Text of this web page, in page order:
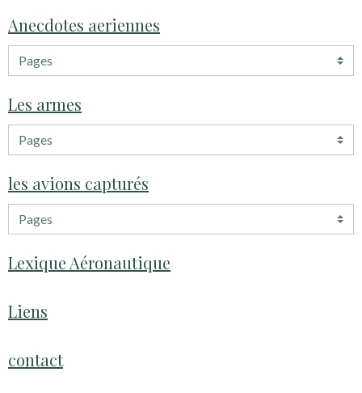
Anecdotes aeriennes
Les armes
les avions capturés
Lexique Aéronautique
Liens
contact